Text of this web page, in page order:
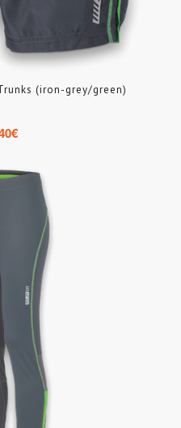
(iron-grey/green)
€